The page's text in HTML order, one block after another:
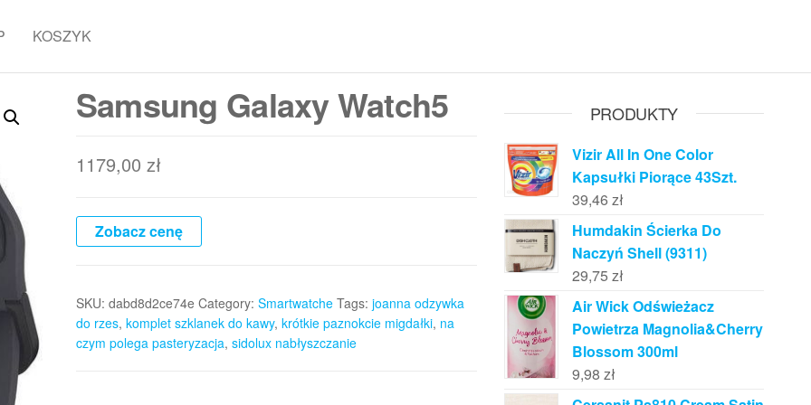
KOSZYK
Samsung Galaxy Watch5
1179,00 zł
Zobacz cenę
SKU: dabd8d2ce74e Category: Smartwatche Tags: joanna odzywka
do rzes, komplet szklanek do kawy, krótkie paznokcie migdałki, na
czym polega pasteryzacja, sidolux nabłyszczanie
PRODUKTY
Vizir All In One Color
Kapsułki Piorące 43Szt.
39,46 zł
Humdakin Ścierka Do
Naczyń Shell (9311)
29,75 zł
Air Wick Odświeżacz
Powietrza Magnolia&Cherry
Blossom 300ml
9,98 zł